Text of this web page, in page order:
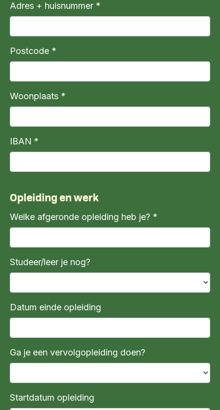
Adres + huisnummer *
Postcode *
Woonplaats *
IBAN *
Opleiding en werk
Welke afgeronde opleiding heb je? *
Studeer/leer je nog?
Datum einde opleiding
Ga je een vervolgopleiding doen?
Startdatum opleiding